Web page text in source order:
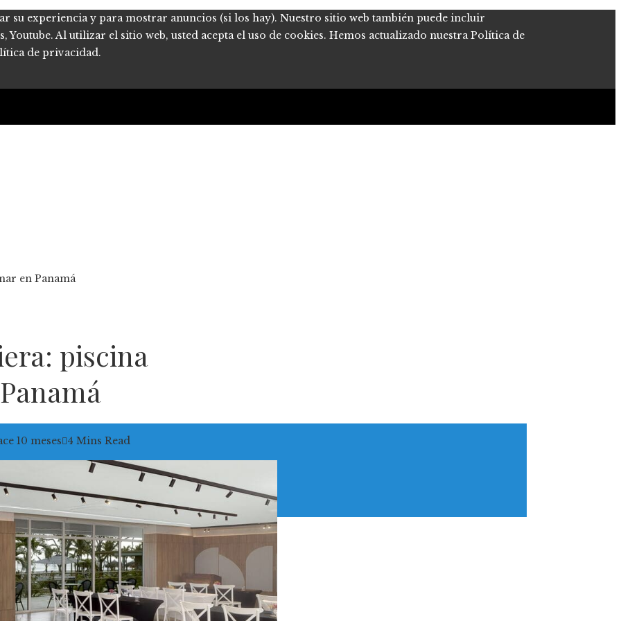
su experiencia y para mostrar anuncios (si los hay). Nuestro sitio web también puede incluir
Youtube. Al utilizar el sitio web, usted acepta el uso de cookies. Hemos actualizado nuestra Política de
de privacidad.
en Panamá
piscina
10 meses 4 Mins Read